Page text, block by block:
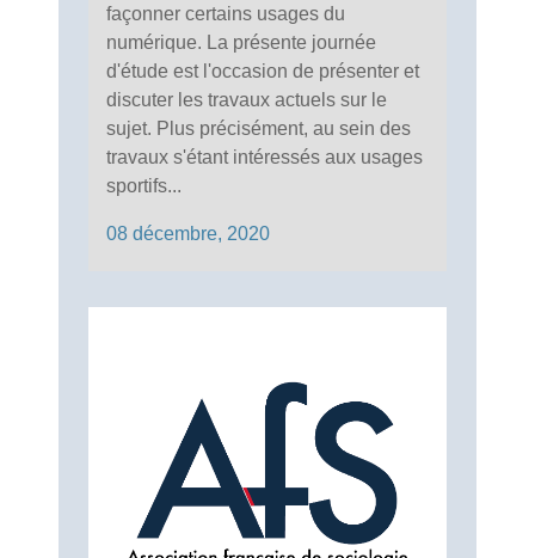
façonner certains usages du
numérique. La présente journée
d'étude est l'occasion de présenter et
discuter les travaux actuels sur le
sujet. Plus précisément, au sein des
travaux s'étant intéressés aux usages
sportifs...
08 décembre, 2020